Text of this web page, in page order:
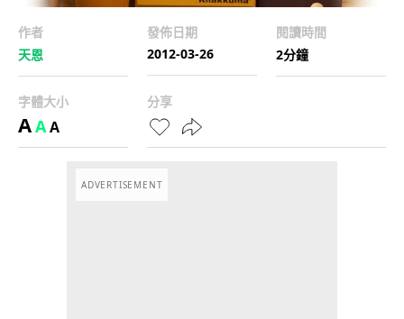
作者
天恩
發佈日期
2012-03-26
閱讀時間
2分鐘
字體大小
AAA
分享
ADVERTISEMENT